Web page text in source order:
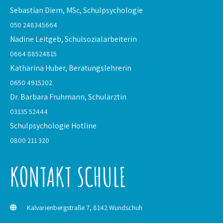
Sebastian Diem, MSc,Schulpsychologie
050 248345664
Nadine Leitgeb,Schulsozialarbeiterin
0664 88524815
Katharina Huber, Beratungslehrerin
0650 4915202
Dr. Barbara Fruhmann,Schulärztin
03135 52444
Schulpsychologie Hotline
0800 211 320
KONTAKT SCHULE
Kalvarienbergstraße 7, 8142 Wundschuh